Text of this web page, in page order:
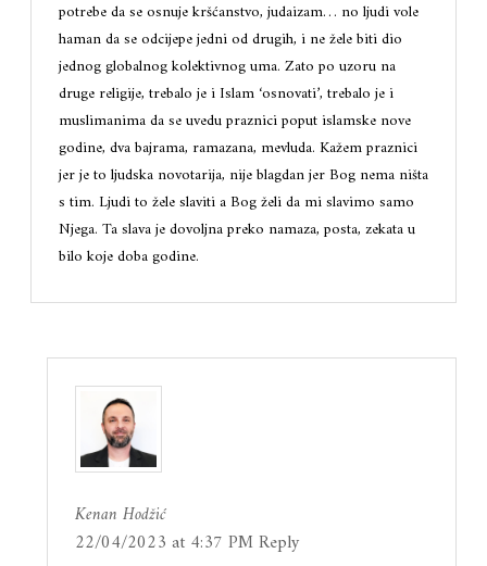
potrebe da se osnuje kršćanstvo, judaizam… no ljudi vole
haman da se odcijepe jedni od drugih, i ne žele biti dio
jednog globalnog kolektivnog uma. Zato po uzoru na
druge religije, trebalo je i Islam ‘osnovati’, trebalo je i
muslimanima da se uvedu praznici poput islamske nove
godine, dva bajrama, ramazana, mevluda. Kažem praznici
jer je to ljudska novotarija, nije blagdan jer Bog nema ništa
s tim. Ljudi to žele slaviti a Bog želi da mi slavimo samo
Njega. Ta slava je dovoljna preko namaza, posta, zekata u
bilo koje doba godine.
Kenan Hodžić
22/04/2023 at 4:37 PMReply